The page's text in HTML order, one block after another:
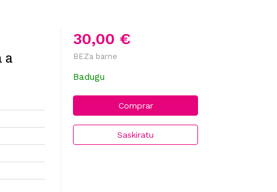
30,00 €
BEZa barne
Badugu
Comprar
Saskiratu
a